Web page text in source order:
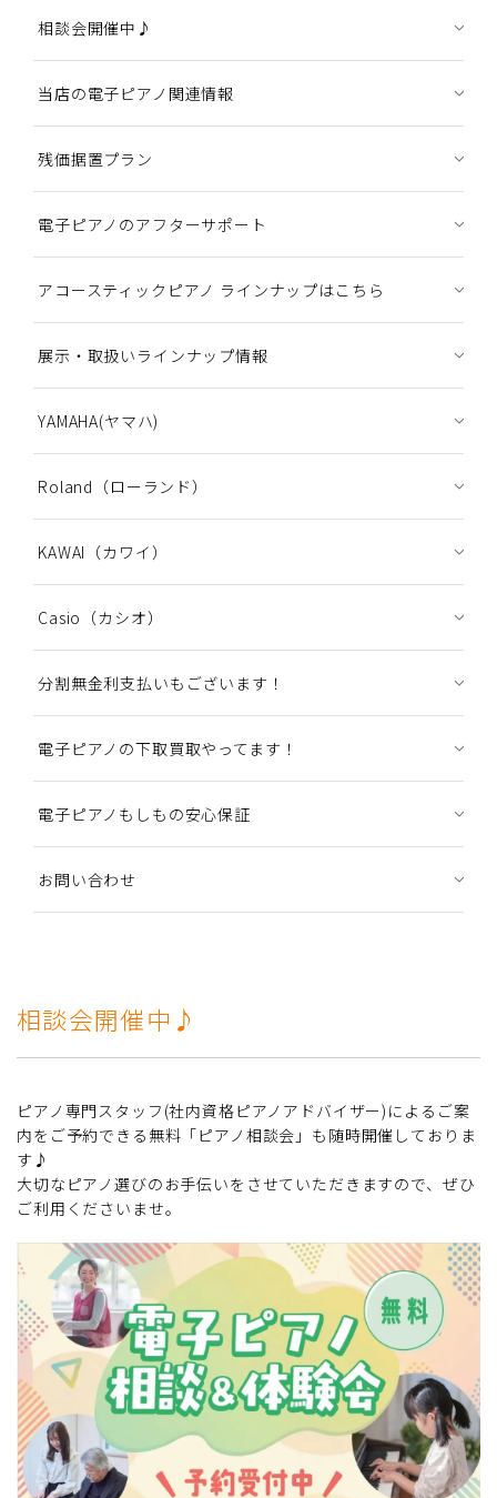
相談会開催中♪
当店の電子ピアノ関連情報
残価据置プラン
電子ピアノのアフターサポート
アコースティックピアノ ラインナップはこちら
展示・取扱いラインナップ情報
YAMAHA(ヤマハ)
Roland（ローランド）
KAWAI（カワイ）
Casio（カシオ）
分割無金利支払いもございます！
電子ピアノの下取買取やってます！
電子ピアノもしもの安心保証
お問い合わせ
相談会開催中♪
ピアノ専門スタッフ(社内資格ピアノアドバイザー)によるご案
内をご予約できる無料「ピアノ相談会」も随時開催しておりま
す♪
大切なピアノ選びのお手伝いをさせていただきますので、ぜひ
ご利用くださいませ。